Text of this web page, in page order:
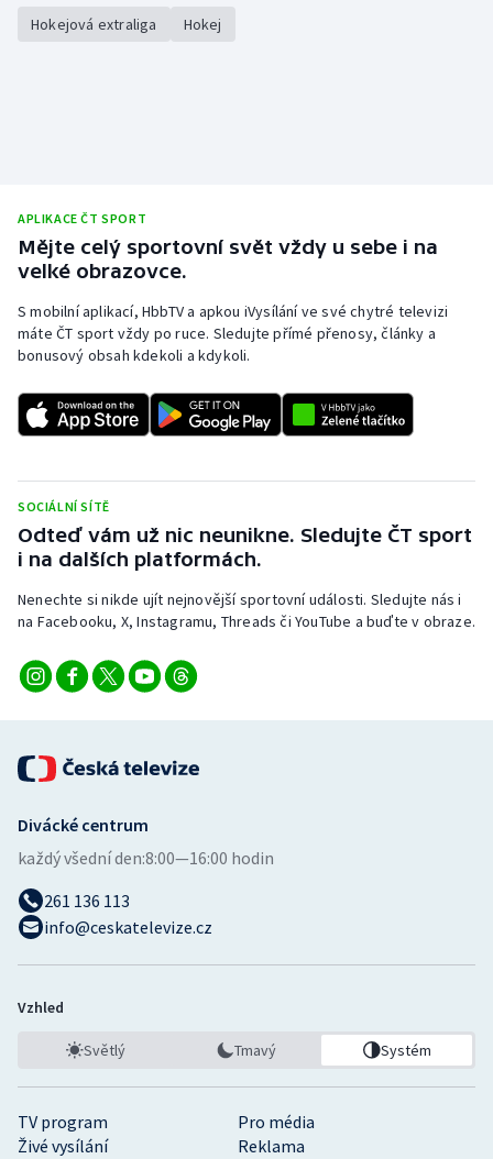
Hokejová extraliga Hokej
APLIKACE ČT SPORT
Mějte celý sportovní svět vždy u sebe i na
velké obrazovce.
S mobilní aplikací, HbbTV a apkou iVysílání ve své chytré televizi
máte ČT sport vždy po ruce. Sledujte přímé přenosy, články a
bonusový obsah kdekoli a kdykoli.
SOCIÁLNÍ SÍTĚ
Odteď vám už nic neunikne. Sledujte ČT sport
i na dalších platformách.
Nenechte si nikde ujít nejnovější sportovní události. Sledujte nás i
na Facebooku, X, Instagramu, Threads či YouTube a buďte v obraze.
TV program
Pro média
Živé vysílání
Reklama
Divácké centrum
každý všední den:8:00—16:00 hodin
261 136 113
info@ceskatelevize.cz
Vzhled
Světlý Tmavý Systém